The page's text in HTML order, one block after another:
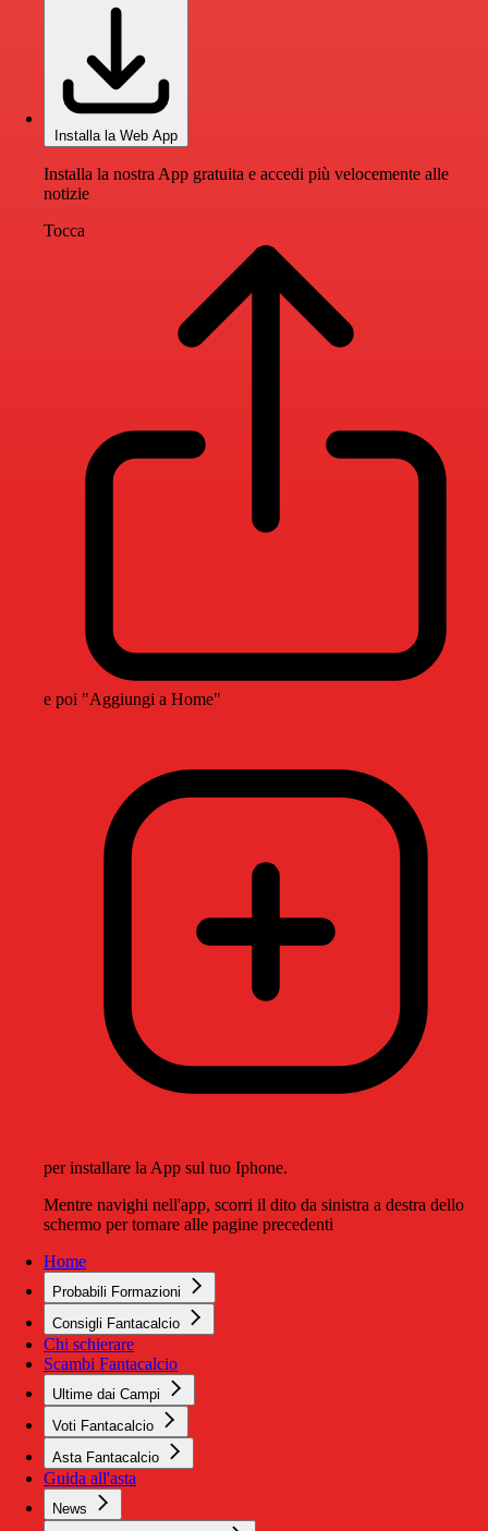
Installa la Web App
Installa la nostra App gratuita e accedi più velocemente alle
notizie
Tocca
e poi "Aggiungi a Home"
per installare la App sul tuo Iphone.
Mentre navighi nell'app, scorri il dito da sinistra a destra dello
schermo per tornare alle pagine precedenti
Home
Probabili Formazioni
Consigli Fantacalcio
Chi schierare
Scambi Fantacalcio
Ultime dai Campi
Voti Fantacalcio
Asta Fantacalcio
Guida all'asta
News